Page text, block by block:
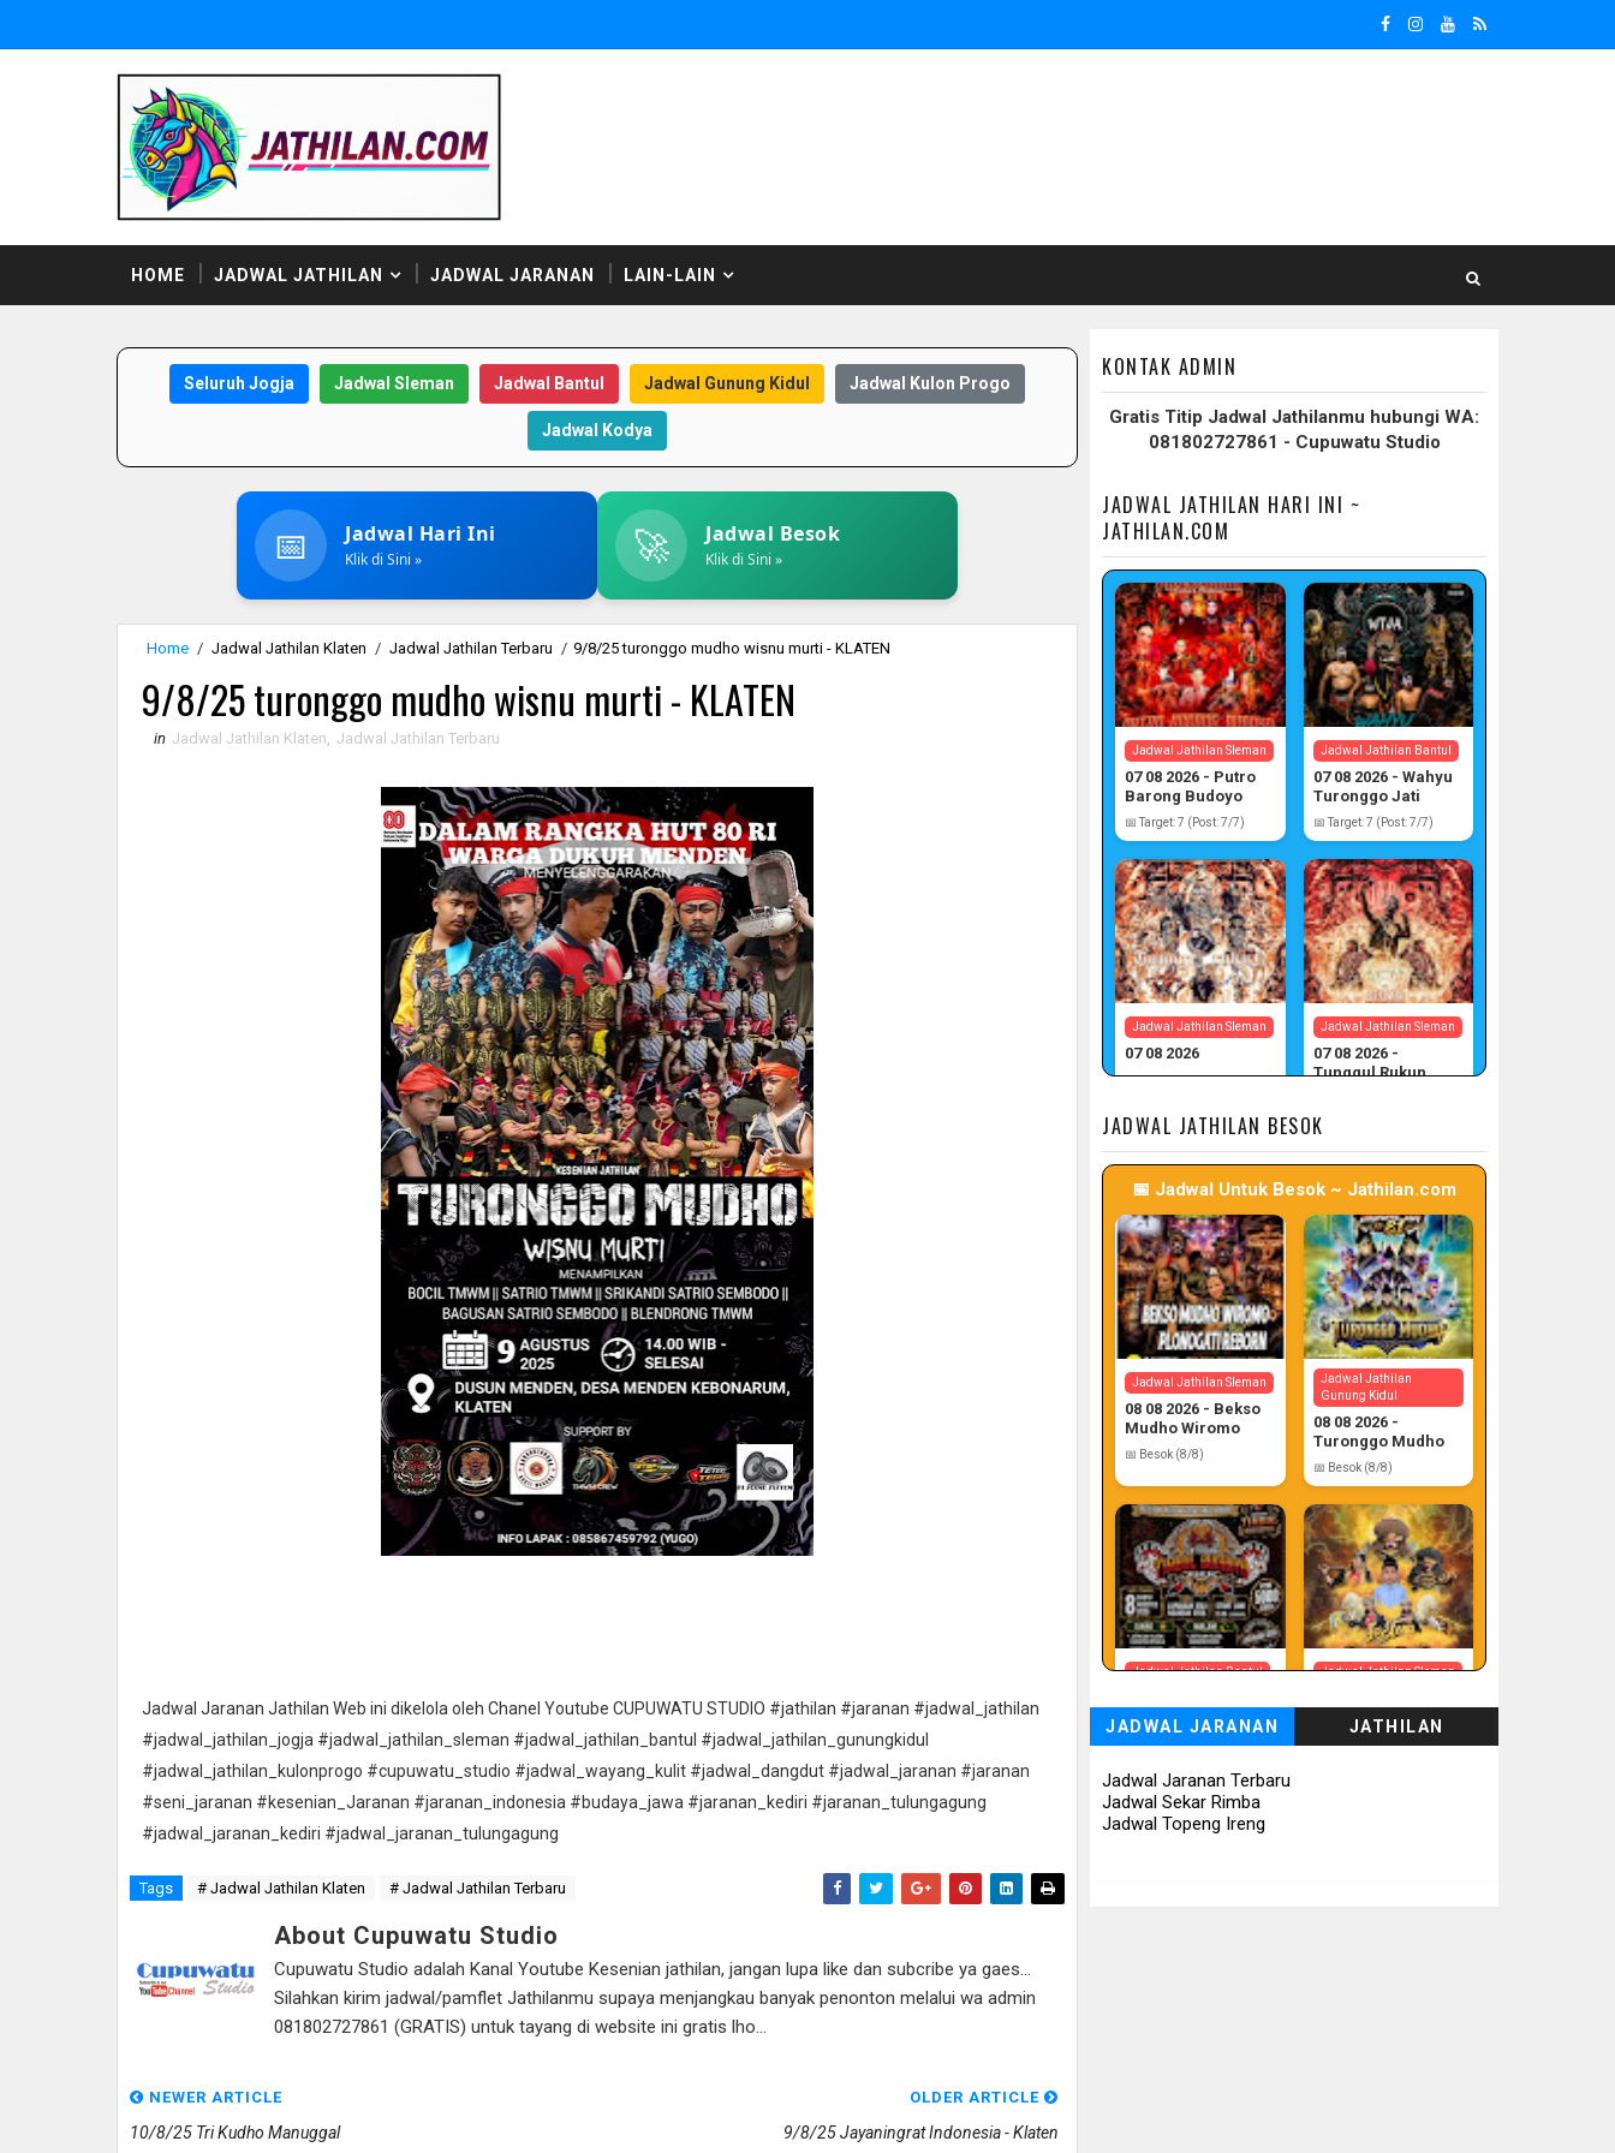
HOME JADWAL JATHILAN JADWAL JARANAN LAIN-LAIN
Seluruh Jogja Jadwal Sleman Jadwal Bantul Jadwal Gunung Kidul Jadwal Kulon Progo
Jadwal Kodya
📅 Jadwal Hari Ini
Klik di Sini » 🚀 Jadwal Besok
Klik di Sini »
Home / Jadwal Jathilan Klaten / Jadwal Jathilan Terbaru / 9/8/25 turonggo mudho wisnu murti - KLATEN
9/8/25 turonggo mudho wisnu murti - KLATEN
in Jadwal Jathilan Klaten Jadwal Jathilan Terbaru
Jadwal Jaranan Jathilan Web ini dikelola oleh Chanel Youtube CUPUWATU STUDIO #jathilan #jaranan #jadwal_jathilan
#jadwal_jathilan_jogja #jadwal_jathilan_sleman #jadwal_jathilan_bantul #jadwal_jathilan_gunungkidul
#jadwal_jathilan_kulonprogo #cupuwatu_studio #jadwal_wayang_kulit #jadwal_dangdut #jadwal_jaranan #jaranan
#seni_jaranan #kesenian_Jaranan #jaranan_indonesia #budaya_jawa #jaranan_kediri #jaranan_tulungagung
#jadwal_jaranan_kediri #jadwal_jaranan_tulungagung
Tags # Jadwal Jathilan Klaten # Jadwal Jathilan Terbaru
About Cupuwatu Studio
Cupuwatu Studio adalah Kanal Youtube Kesenian jathilan, jangan lupa like dan subcribe ya gaes...
Silahkan kirim jadwal/pamflet Jathilanmu supaya menjangkau banyak penonton melalui wa admin
081802727861 (GRATIS) untuk tayang di website ini gratis lho...
NEWER ARTICLE
10/8/25 Tri Kudho Manuggal
OLDER ARTICLE
9/8/25 Jayaningrat Indonesia - Klaten
KONTAK ADMIN
Gratis Titip Jadwal Jathilanmu hubungi WA:
081802727861 - Cupuwatu Studio
JADWAL JATHILAN HARI INI ~
JATHILAN.COM
Jadwal Jathilan Sleman
07 08 2026 - Putro
Barong Budoyo
📅 Target: 7 (Post: 7/7)
Jadwal Jathilan Bantul
07 08 2026 - Wahyu
Turonggo Jati
Atmojo
📅 Target: 7 (Post: 7/7)
Jadwal Jathilan Sleman
07 08 2026
Jadwal Jathilan Sleman
07 08 2026 -
Tunggul Rukun
JADWAL JATHILAN BESOK
📅 Jadwal Untuk Besok ~ Jathilan.com
Jadwal Jathilan Sleman
08 08 2026 - Bekso
Mudho Wiromo
📅 Besok (8/8)
Jadwal Jathilan
Gunung Kidul
08 08 2026 -
Turonggo Mudho
📅 Besok (8/8)
Jadwal Jathilan Bantul
Budhoyo
📅 Besok (8/8)
Jadwal Jathilan Sleman
Turonggo Mudho
Budoyo
📅 Besok (8/8)
JADWAL JARANAN JATHILAN
Jadwal Jaranan Terbaru
Jadwal Sekar Rimba
Jadwal Topeng Ireng